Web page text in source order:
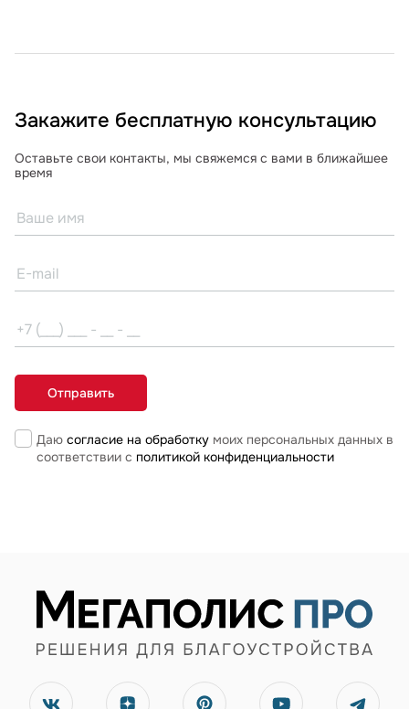
Закажите бесплатную консультацию
Оставьте свои контакты, мы свяжемся с вами в ближайшее
время
Даю согласие на обработкумоих персональных данных в
соответствии с политикой конфиденциальности